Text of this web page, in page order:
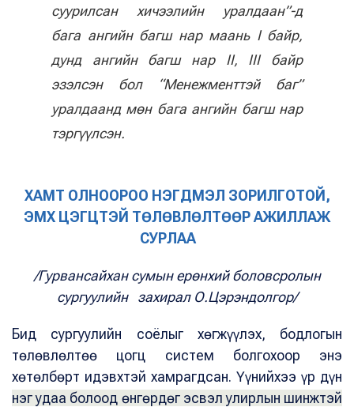
суурилсан хичээлийн уралдаан”-д
бага ангийн багш нар маань I байр,
дунд ангийн багш нар II, III байр
эзэлсэн бол “Менежменттэй баг”
уралдаанд мөн бага ангийн багш нар
тэргүүлсэн.
ХАМТ ОЛНООРОО НЭГДМЭЛ ЗОРИЛГОТОЙ,
ЭМХ ЦЭГЦТЭЙ ТӨЛӨВЛӨЛТӨӨР АЖИЛЛАЖ
СУРЛАА
/Гурвансайхан сумын ерөнхий боловсролын
сургуулийн захирал О.Цэрэндолгор/
Бид сургуулийн соёлыг хөгжүүлэх, бодлогын
төлөвлөлтөө цогц систем болгохоор энэ
хөтөлбөрт идэвхтэй хамрагдсан. Үүнийхээ үр дүн
нэг удаа болоод өнгөрдөг эсвэл улирлын шинжтэй